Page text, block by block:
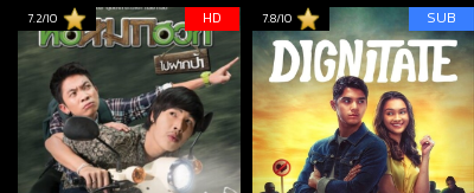
7.2/10 HD 7.8/10 SUB